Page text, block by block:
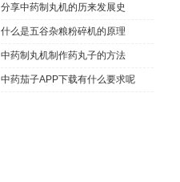
分享中药制丸机的历来发展史
什么是五谷杂粮粉碎机的原理
中药制丸机制作药丸子的方法
中药茄子APP下载有什么要求呢